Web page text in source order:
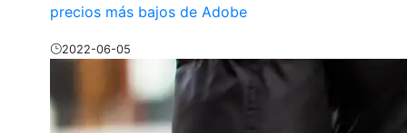
precios más bajos de Adobe
2022-06-05